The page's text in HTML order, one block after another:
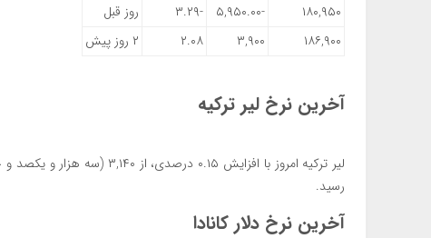
۱۸۰,۹۵۰
-۵,۹۵۰.۰۰ -۳.۲۹
روز قبل
۱۸۶,۹۰۰
۳,۹۰۰ ۲.۰۸ ۲ روز پیش
آخرین نرخ لیر ترکیه
رسید.
آخرین نرخ دلار کانادا